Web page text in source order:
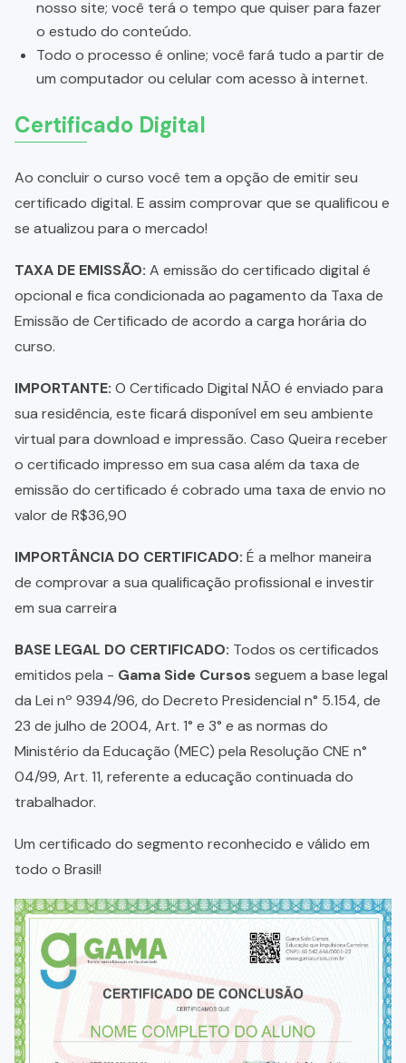
nosso site; você terá o tempo que quiser para fazer
o estudo do conteúdo.
Todo o processo é online; você fará tudo a partir de
um computador ou celular com acesso à internet.
Certificado Digital
Ao concluir o curso você tem a opção de emitir seu
certificado digital. E assim comprovar que se qualificou e
se atualizou para o mercado!
TAXA DE EMISSÃO: A emissão do certificado digital é
opcional e fica condicionada ao pagamento da Taxa de
Emissão de Certificado de acordo a carga horária do
curso.
IMPORTANTE: O Certificado Digital NÃO é enviado para
sua residência, este ficará disponível em seu ambiente
virtual para download e impressão. Caso Queira receber
o certificado impresso em sua casa além da taxa de
emissão do certificado é cobrado uma taxa de envio no
valor de R$36,90
IMPORTÂNCIA DO CERTIFICADO: É a melhor maneira
de comprovar a sua qualificação profissional e investir
em sua carreira
BASE LEGAL DO CERTIFICADO: Todos os certificados
emitidos pela - Gama Side Cursos seguem a base legal
da Lei nº 9394/96, do Decreto Presidencial n° 5.154, de
23 de julho de 2004, Art. 1° e 3° e as normas do
Ministério da Educação (MEC) pela Resolução CNE n°
04/99, Art. 11, referente a educação continuada do
trabalhador.
Um certificado do segmento reconhecido e válido em
todo o Brasil!